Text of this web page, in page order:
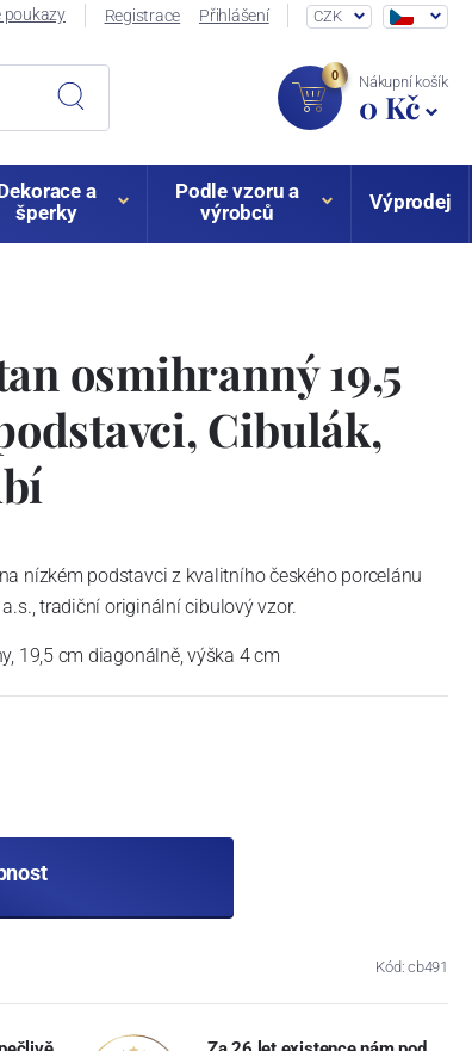
poukazy Registrace Přihlášení CZK
0 Nákupní košík
0 Kč
a
šperky
Podle vzoru a
výrobců
Výprodej
osmihranný 19,5
Cibulák,
nízkém podstavci z kvalitního českého porcelánu
tradiční originální cibulový vzor.
19,5 cm diagonálně, výška 4 cm
Kód: cb491